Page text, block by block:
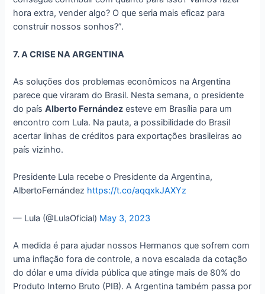
hora extra, vender algo? O que seria mais eficaz para
construir nossos sonhos?”.
7. A CRISE NA ARGENTINA
As soluções dos problemas econômicos na Argentina
parece que viraram do Brasil. Nesta semana, o presidente
do paísAlberto Fernández esteve em Brasília para um
encontro com Lula. Na pauta, a possibilidade do Brasil
acertar linhas de créditos para exportações brasileiras ao
país vizinho.
Presidente Lula recebe o Presidente da Argentina,
AlbertoFernández https://t.co/aqqxkJAXYz
— Lula (@LulaOficial) May 3, 2023
A medida é para ajudar nossos Hermanos que sofrem com
uma inflação fora de controle, a nova escalada da cotação
do dólar e uma dívida pública que atinge mais de 80% do
Produto Interno Bruto (PIB). A Argentina também passa por